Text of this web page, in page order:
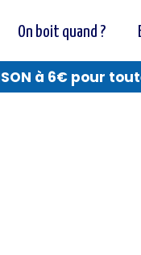
On boit quand ?
à 6€ pour